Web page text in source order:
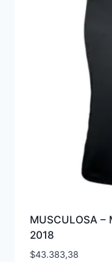
MUSCULOSA –
2018
$43.383,38